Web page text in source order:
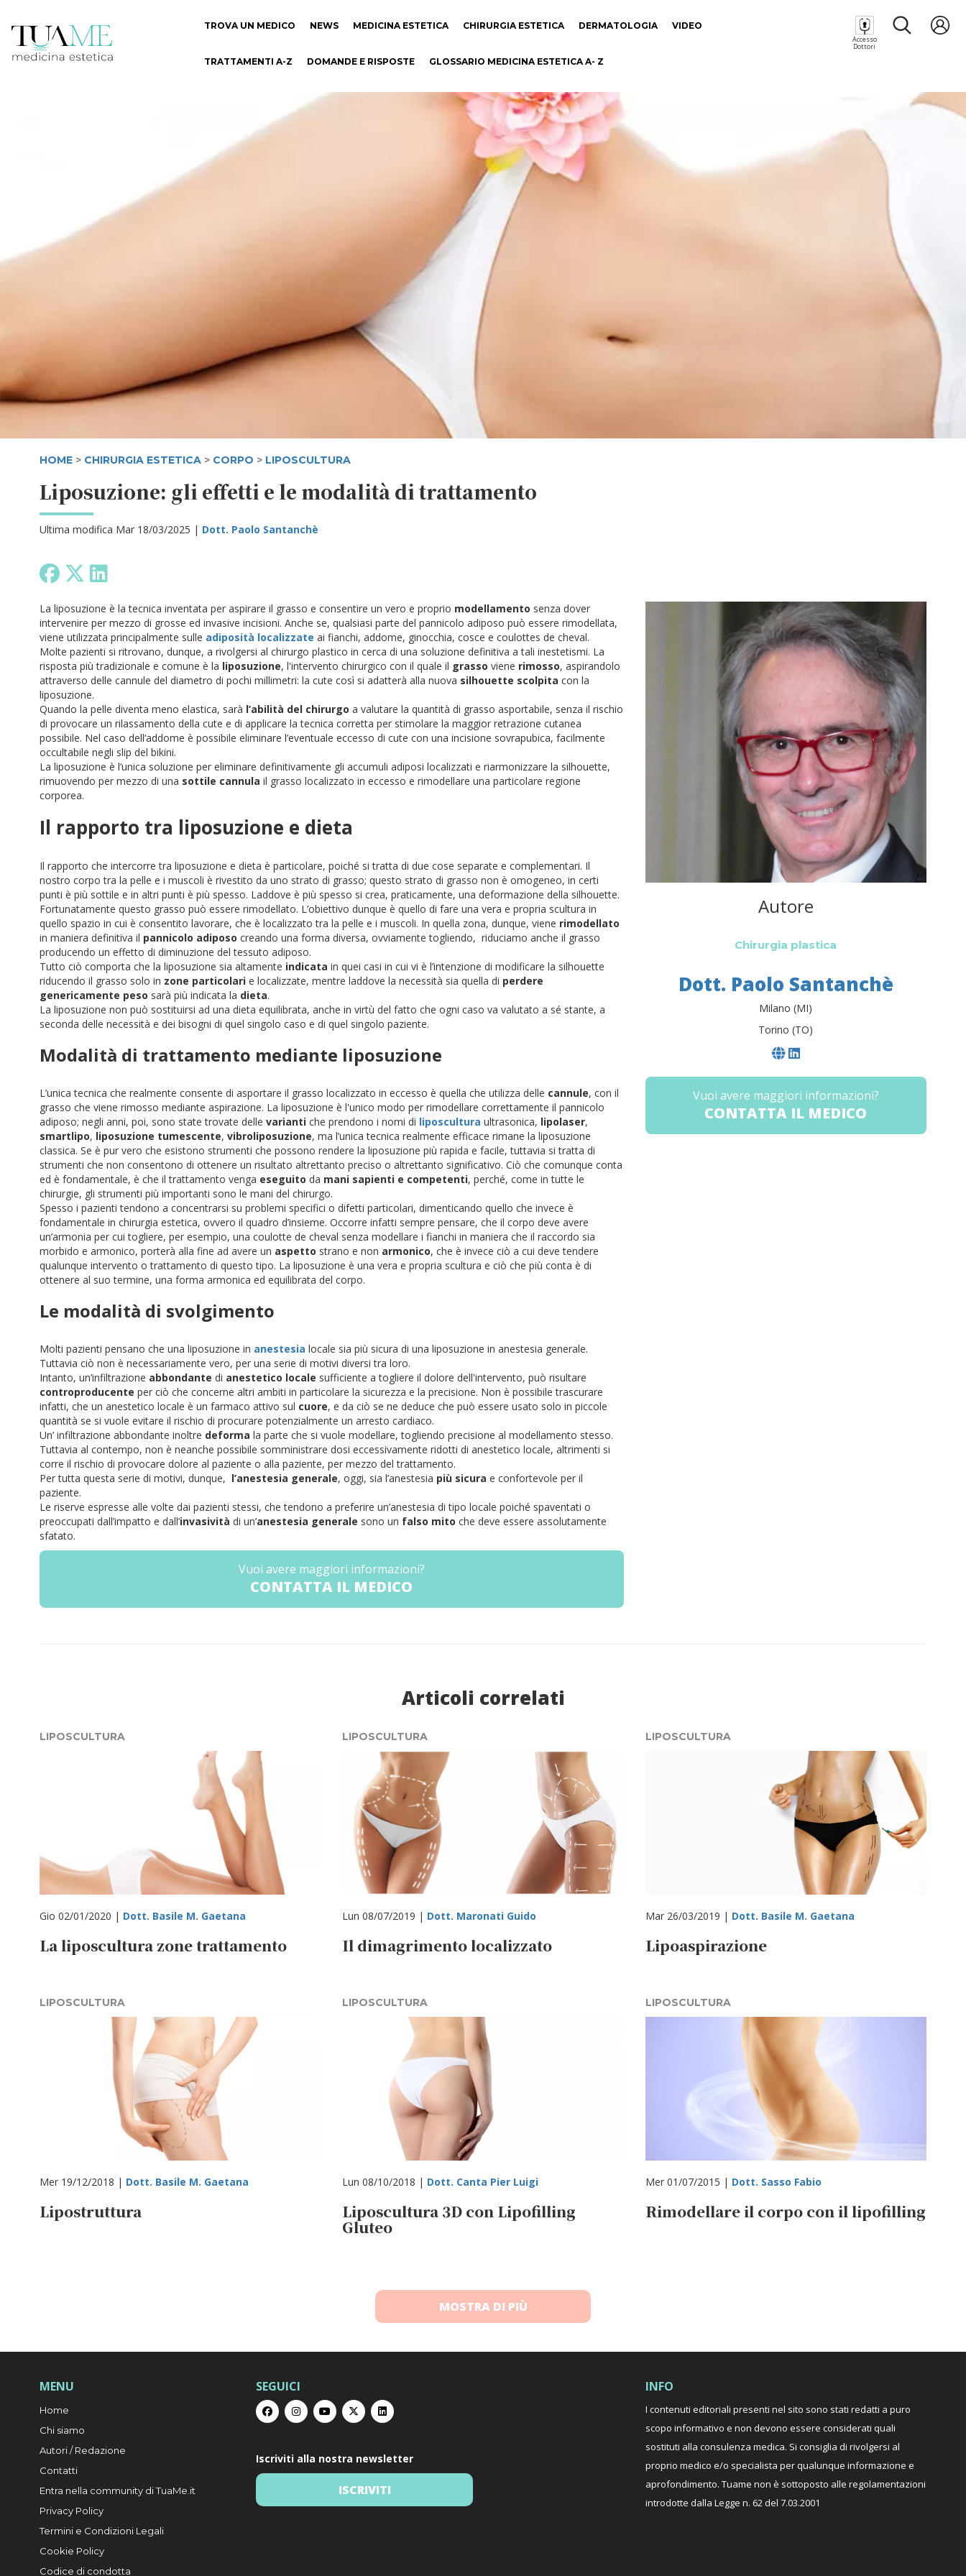
TROVA UN MEDICO NEWS MEDICINA ESTETICA CHIRURGIA ESTETICA DERMATOLOGIA VIDEO
TRATTAMENTI A-Z DOMANDE E RISPOSTE GLOSSARIO MEDICINA ESTETICA A- Z
Accesso
Dottori
HOME > CHIRURGIA ESTETICA > CORPO > LIPOSCULTURA
Liposuzione: gli effetti e le modalità di trattamento
Ultima modifica Mar 18/03/2025 | Dott. Paolo Santanchè
La liposuzione è la tecnica inventata per aspirare il grasso e consentire un vero e proprio modellamento senza dover
intervenire per mezzo di grosse ed invasive incisioni. Anche se, qualsiasi parte del pannicolo adiposo può essere rimodellata,
viene utilizzata principalmente sulle adiposità localizzate ai fianchi, addome, ginocchia, cosce e coulottes de cheval.
Molte pazienti si ritrovano, dunque, a rivolgersi al chirurgo plastico in cerca di una soluzione definitiva a tali inestetismi. La
risposta più tradizionale e comune è la liposuzione, l'intervento chirurgico con il quale il grasso viene rimosso, aspirandolo
attraverso delle cannule del diametro di pochi millimetri: la cute così si adatterà alla nuova silhouette scolpita con la
liposuzione.
Quando la pelle diventa meno elastica, sarà l’abilità del chirurgo a valutare la quantità di grasso asportabile, senza il rischio
di provocare un rilassamento della cute e di applicare la tecnica corretta per stimolare la maggior retrazione cutanea
possibile. Nel caso dell’addome è possibile eliminare l’eventuale eccesso di cute con una incisione sovrapubica, facilmente
occultabile negli slip del bikini.
La liposuzione è l’unica soluzione per eliminare definitivamente gli accumuli adiposi localizzati e riarmonizzare la silhouette,
rimuovendo per mezzo di una sottile cannula il grasso localizzato in eccesso e rimodellare una particolare regione
corporea.
Il rapporto tra liposuzione e dieta
Il rapporto che intercorre tra liposuzione e dieta è particolare, poiché si tratta di due cose separate e complementari. Il
nostro corpo tra la pelle e i muscoli è rivestito da uno strato di grasso; questo strato di grasso non è omogeneo, in certi
punti è più sottile e in altri punti è più spesso. Laddove è più spesso si crea, praticamente, una deformazione della silhouette.
Fortunatamente questo grasso può essere rimodellato. L’obiettivo dunque è quello di fare una vera e propria scultura in
quello spazio in cui è consentito lavorare, che è localizzato tra la pelle e i muscoli. In quella zona, dunque, viene rimodellato
in maniera definitiva il pannicolo adiposo creando una forma diversa, ovviamente togliendo, riduciamo anche il grasso
producendo un effetto di diminuzione del tessuto adiposo.
Tutto ciò comporta che la liposuzione sia altamente indicata in quei casi in cui vi è l’intenzione di modificare la silhouette
riducendo il grasso solo in zone particolari e localizzate, mentre laddove la necessità sia quella di perdere
genericamente peso sarà più indicata la dieta.
La liposuzione non può sostituirsi ad una dieta equilibrata, anche in virtù del fatto che ogni caso va valutato a sé stante, a
seconda delle necessità e dei bisogni di quel singolo caso e di quel singolo paziente.
Modalità di trattamento mediante liposuzione
L’unica tecnica che realmente consente di asportare il grasso localizzato in eccesso è quella che utilizza delle cannule, con il
grasso che viene rimosso mediante aspirazione. La liposuzione è l'unico modo per rimodellare correttamente il pannicolo
adiposo; negli anni, poi, sono state trovate delle varianti che prendono i nomi di liposcultura ultrasonica, lipolaser,
smartlipo, liposuzione tumescente, vibroliposuzione, ma l’unica tecnica realmente efficace rimane la liposuzione
classica. Se è pur vero che esistono strumenti che possono rendere la liposuzione più rapida e facile, tuttavia si tratta di
strumenti che non consentono di ottenere un risultato altrettanto preciso o altrettanto significativo. Ciò che comunque conta
ed è fondamentale, è che il trattamento venga eseguito da mani sapienti e competenti, perché, come in tutte le
chirurgie, gli strumenti più importanti sono le mani del chirurgo.
Spesso i pazienti tendono a concentrarsi su problemi specifici o difetti particolari, dimenticando quello che invece è
fondamentale in chirurgia estetica, ovvero il quadro d’insieme. Occorre infatti sempre pensare, che il corpo deve avere
un’armonia per cui togliere, per esempio, una coulotte de cheval senza modellare i fianchi in maniera che il raccordo sia
morbido e armonico, porterà alla fine ad avere un aspetto strano e non armonico, che è invece ciò a cui deve tendere
qualunque intervento o trattamento di questo tipo. La liposuzione è una vera e propria scultura e ciò che più conta è di
ottenere al suo termine, una forma armonica ed equilibrata del corpo.
Le modalità di svolgimento
Molti pazienti pensano che una liposuzione in anestesia locale sia più sicura di una liposuzione in anestesia generale.
Tuttavia ciò non è necessariamente vero, per una serie di motivi diversi tra loro.
Intanto, un’infiltrazione abbondante di anestetico locale sufficiente a togliere il dolore dell'intervento, può risultare
controproducente per ciò che concerne altri ambiti in particolare la sicurezza e la precisione. Non è possibile trascurare
infatti, che un anestetico locale è un farmaco attivo sul cuore, e da ciò se ne deduce che può essere usato solo in piccole
quantità se si vuole evitare il rischio di procurare potenzialmente un arresto cardiaco.
Un’ infiltrazione abbondante inoltre deforma la parte che si vuole modellare, togliendo precisione al modellamento stesso.
Tuttavia al contempo, non è neanche possibile somministrare dosi eccessivamente ridotti di anestetico locale, altrimenti si
corre il rischio di provocare dolore al paziente o alla paziente, per mezzo del trattamento.
Per tutta questa serie di motivi, dunque, l’anestesia generale, oggi, sia l’anestesia più sicura e confortevole per il
paziente.
Le riserve espresse alle volte dai pazienti stessi, che tendono a preferire un’anestesia di tipo locale poiché spaventati o
preoccupati dall’impatto e dall’invasività di un’anestesia generale sono un falso mito che deve essere assolutamente
sfatato.
Vuoi avere maggiori informazioni?
CONTATTA IL MEDICO
Autore
Chirurgia plastica
Dott. Paolo Santanchè
Milano (MI)
Torino (TO)
Vuoi avere maggiori informazioni?
CONTATTA IL MEDICO
Articoli correlati
LIPOSCULTURA
Gio 02/01/2020 | Dott. Basile M. Gaetana
La liposcultura zone trattamento
LIPOSCULTURA
Lun 08/07/2019 | Dott. Maronati Guido
Il dimagrimento localizzato
LIPOSCULTURA
Mar 26/03/2019 | Dott. Basile M. Gaetana
Lipoaspirazione
LIPOSCULTURA
Mer 19/12/2018 | Dott. Basile M. Gaetana
Lipostruttura
LIPOSCULTURA
Lun 08/10/2018 | Dott. Canta Pier Luigi
Liposcultura 3D con Lipofilling
Gluteo
LIPOSCULTURA
Mer 01/07/2015 | Dott. Sasso Fabio
Rimodellare il corpo con il lipofilling
MOSTRA DI PIÙ
MENU
Home
Chi siamo
Autori / Redazione
Contatti
Entra nella community di TuaMe.it
Privacy Policy
Termini e Condizioni Legali
Cookie Policy
Codice di condotta
SEGUICI
Iscriviti alla nostra newsletter
ISCRIVITI
INFO
I contenuti editoriali presenti nel sito sono stati redatti a puro
scopo informativo e non devono essere considerati quali
sostituti alla consulenza medica. Si consiglia di rivolgersi al
proprio medico e/o specialista per qualunque informazione e
aprofondimento. Tuame non è sottoposto alle regolamentazioni
introdotte dalla Legge n. 62 del 7.03.2001